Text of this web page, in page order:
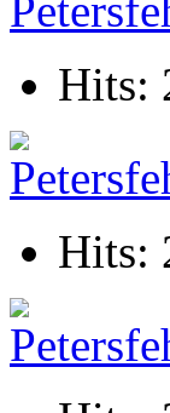
Hits:
Hits: